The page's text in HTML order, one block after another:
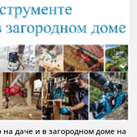
на даче и в загородном доме на